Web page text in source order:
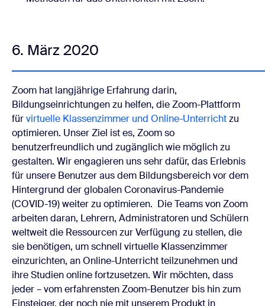
6. März 2020
Zoom hat langjährige Erfahrung darin,
Bildungseinrichtungenzu helfen, die Zoom-Plattform
fürvirtuelle Klassenzimmer und Online-Unterrichtzu
optimieren. Unser Ziel ist es, Zoom so
benutzerfreundlich und zugänglich wie möglich zu
gestalten. Wir engagieren uns sehr dafür, das Erlebnis
für unsere Benutzer aus dem Bildungsbereich vor dem
Hintergrund der globalen Coronavirus-Pandemie
(COVID-19) weiter zu optimieren. Die Teams von Zoom
arbeiten daran, Lehrern, Administratoren und Schülern
weltweit die Ressourcen zur Verfügung zu stellen, die
sie benötigen, um schnell virtuelle Klassenzimmer
einzurichten, an Online-Unterricht teilzunehmen und
ihre Studien online fortzusetzen. Wir möchten, dass
jeder – vom erfahrensten Zoom-Benutzer bis hin zum
Einsteiger, der noch nie mit unserem Produkt in